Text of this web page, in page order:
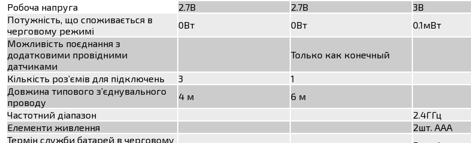
Робоча напруга
2.7В 2.7В
3В
Потужність, що споживається в
черговому режимі
0Вт 0Вт
0.1мВт
Можливість поєднання з
додатковими провідними
датчиками
Только как конечный
Кількість роз’ємів для підключень 3
1
Довжина типового з’єднувального
проводу
4 м
6 м
Частотний діапазон
2.4ГГц
Елементи живлення
2шт. ААА
Термін служби батарей в черговому